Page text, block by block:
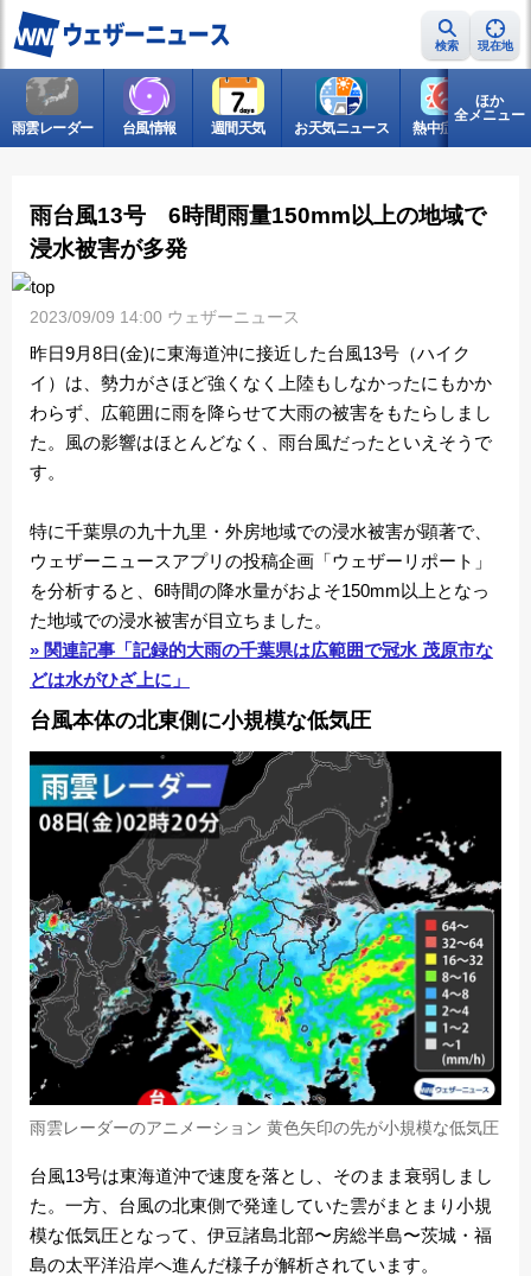
検索 現在地
雨雲レーダー 台風情報 週間天気 お天気ニュース 熱中症情報
ほか
全メニュー
雨台風13号 6時間雨量150mm以上の地域で
浸水被害が多発
2023/09/09 14:00 ウェザーニュース
昨日9月8日(金)に東海道沖に接近した台風13号（ハイク
イ）は、勢力がさほど強くなく上陸もしなかったにもかか
わらず、広範囲に雨を降らせて大雨の被害をもたらしまし
た。風の影響はほとんどなく、雨台風だったといえそうで
す。
特に千葉県の九十九里・外房地域での浸水被害が顕著で、
ウェザーニュースアプリの投稿企画「ウェザーリポート」
を分析すると、6時間の降水量がおよそ150mm以上となっ
た地域での浸水被害が目立ちました。
» 関連記事「記録的大雨の千葉県は広範囲で冠水 茂原市な
どは水がひざ上に」
台風本体の北東側に小規模な低気圧
雨雲レーダーのアニメーション 黄色矢印の先が小規模な低気圧
台風13号は東海道沖で速度を落とし、そのまま衰弱しまし
た。一方、台風の北東側で発達していた雲がまとまり小規
模な低気圧となって、伊豆諸島北部〜房総半島〜茨城・福
島の太平洋沿岸へ進んだ様子が解析されています。